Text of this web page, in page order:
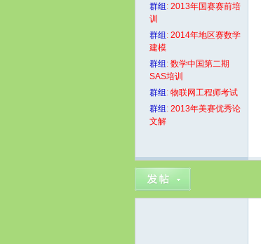
区-
群组 : 2013年国赛赛前培
训
群组 : 2014年地区赛数学
建模
群组 : 数学中国第二期
SAS培训
群组 : 物联网工程师考试
群组 : 2013年美赛优秀论
文解